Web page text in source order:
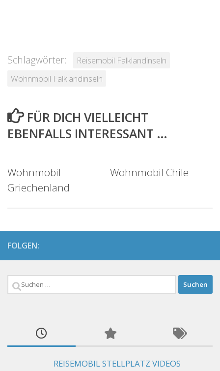
Schlagwörter:
Reisemobil Falklandinseln
Wohnmobil Falklandinseln
FÜR DICH VIELLEICHT
EBENFALLS INTERESSANT …
Wohnmobil
Griechenland
Wohnmobil Chile
FOLGEN:
Suchen
REISEMOBIL STELLPLATZ VIDEOS